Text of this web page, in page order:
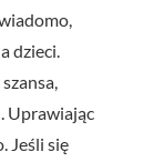
dzieci.
Uprawiając
Jeśli się